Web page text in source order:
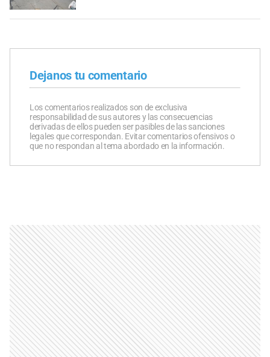
Dejanos tu comentario
Los comentarios realizados son de exclusiva
responsabilidad de sus autores y las consecuencias
derivadas de ellos pueden ser pasibles de las sanciones
legales que correspondan. Evitar comentarios ofensivos o
que no respondan al tema abordado en la información.